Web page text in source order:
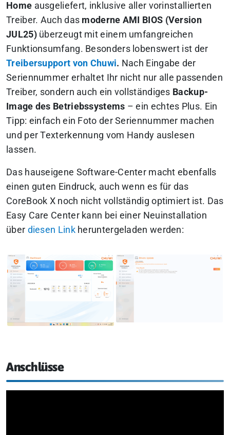
Home ausgeliefert, inklusive aller vorinstallierten
Treiber. Auch das moderne AMI BIOS (Version
JUL25)überzeugt mit einem umfangreichen
Funktionsumfang. Besonders lobenswert ist der
Treibersupport von Chuwi. Nach Eingabe der
Seriennummer erhaltet Ihr nicht nur alle passenden
Treiber, sondern auch ein vollständiges Backup-
Image des Betriebssystems – ein echtes Plus. Ein
Tipp: einfach ein Foto der Seriennummer machen
und per Texterkennung vom Handy auslesen
lassen.
Das hauseigene Software-Center macht ebenfalls
einen guten Eindruck, auch wenn es für das
CoreBook X noch nicht vollständig optimiert ist. Das
Easy Care Center kann bei einer Neuinstallation
über diesen Linkheruntergeladen werden:
Anschlüsse